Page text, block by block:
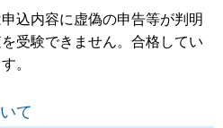
込内容に虚偽の申告等が判明
受験できません。合格してい
。
て